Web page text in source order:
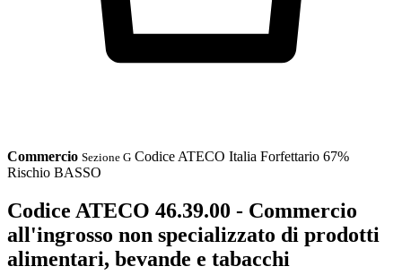
Commercio Sezione G Codice ATECO Italia Forfettario 67%
Rischio BASSO
Codice ATECO 46.39.00 - Commercio
all'ingrosso non specializzato di prodotti
alimentari, bevande e tabacchi